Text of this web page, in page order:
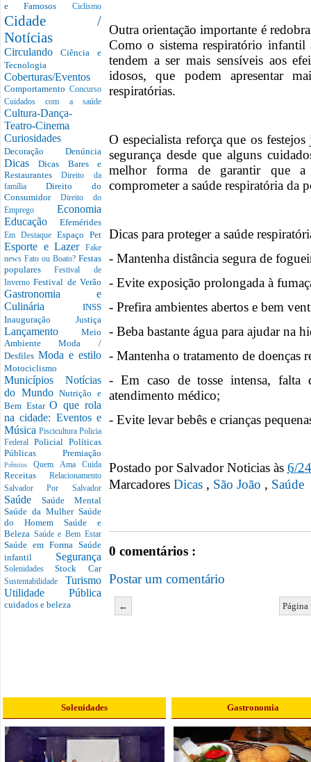
e Famosos Ciclismo
Cidade /
Notícias
CirculandoCiência e
Tecnologia
Coberturas/Eventos
Comportamento Concurso
Cuidados com a saúde
Cultura-Dança-
Teatro-Cinema
Curiosidades
Decoração Denúncia
DicasDicas Bares e
RestaurantesDireito da
família Direito do
Consumidor Direito do
Emprego Economia
Educação Efemérides
Em Destaque Espaço Pet
Esporte e Lazer
Fake
news Fato ou Boato? Festas
popularesFestival de
InvernoFestival de Verão
Gastronomia e
Culinária INSS
Inauguração Justiça
Lançamento Meio
AmbienteModa /
Desfiles Moda e estilo
Motociclismo
Municípios Notícias
do MundoNutrição e
Bem EstarO que rola
na cidade: Eventos e
Música Piscicultura Policia
Federal Policial Políticas
Públicas Premiação
PrêmiosQuem Ama Cuida
Receitas Relacionamento
Salvador Por Salvador
Saúde Saúde Mental
Saúde da Mulher Saúde
do Homem Saúde e
Beleza Saúde e Bem Estar
Saúde em Forma Saúde
infantil Segurança
SolenidadesStock Car
Sustentabilidade Turismo
Utilidade Pública
cuidados e beleza
Outra orientação importante é
Como o sistema respiratório infantil
tendem a ser mais sensíveis aos
idosos, que podem apresentar
respiratórias.
O especialista reforça que os
segurança desde que alguns
melhor forma de garantir que a
comprometer a saúde respiratória da
Dicas para proteger a saúde
- Mantenha distância segura de
- Evite exposição prolongada à
- Prefira ambientes abertos e bem
- Beba bastante água para ajudar na
- Mantenha o tratamento de doenças
- Em caso de tosse intensa,
atendimento médico;
- Evite levar bebês e crianças
Postado por Salvador Noticias às 6/
Marcadores Dicas , São João , Saúde
0 comentários :
Postar um comentário
←
Solenidades Gastronomia